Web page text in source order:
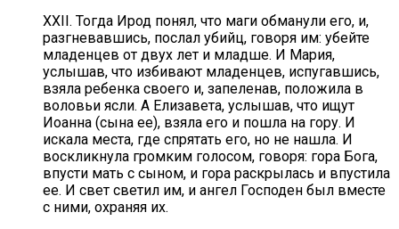
XXII. Тогда Ирод понял, что маги обманули его, и,
разгневавшись, послал убийц, говоря им: убейте
младенцев от двух лет и младше. И Мария,
услышав, что избивают младенцев, испугавшись,
взяла ребенка своего и, запеленав, положила в
воловьи ясли. А Елизавета, услышав, что ищут
Иоанна (сына ее), взяла его и пошла на гору. И
искала места, где спрятать его, но не нашла. И
воскликнула громким голосом, говоря: гора Бога,
впусти мать с сыном, и гора раскрылась и впустила
ее. И свет светил им, и ангел Господен был вместе
с ними, охраняя их.